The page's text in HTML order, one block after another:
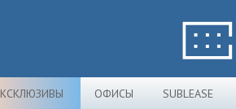
ОФИСЫ SUBLEASE